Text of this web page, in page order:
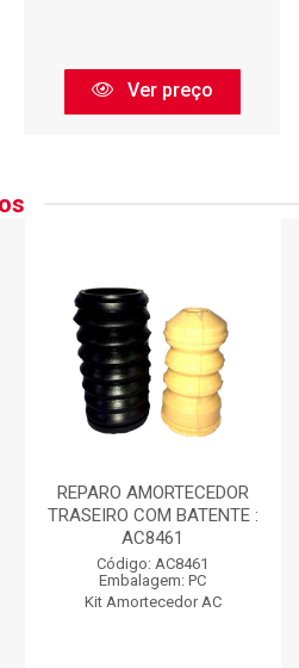
Ver preço
REPARO AMORTECEDOR
TRASEIRO COM BATENTE :
AC8461
Código: AC8461
Embalagem: PC
Kit Amortecedor AC